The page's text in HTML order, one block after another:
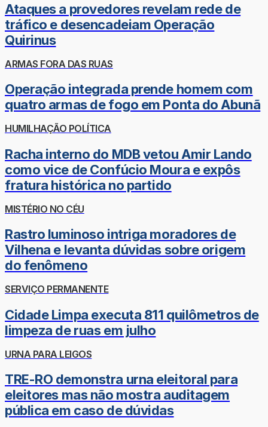
Ataques a provedores revelam rede de
tráfico e desencadeiam Operação
Quirinus
ARMAS FORA DAS RUAS
Operação integrada prende homem com
quatro armas de fogo em Ponta do Abunã
HUMILHAÇÃO POLÍTICA
Racha interno do MDB vetou Amir Lando
como vice de Confúcio Moura e expôs
fratura histórica no partido
MISTÉRIO NO CÉU
Rastro luminoso intriga moradores de
Vilhena e levanta dúvidas sobre origem
do fenômeno
SERVIÇO PERMANENTE
Cidade Limpa executa 811 quilômetros de
limpeza de ruas em julho
URNA PARA LEIGOS
TRE-RO demonstra urna eleitoral para
eleitores mas não mostra auditagem
pública em caso de dúvidas